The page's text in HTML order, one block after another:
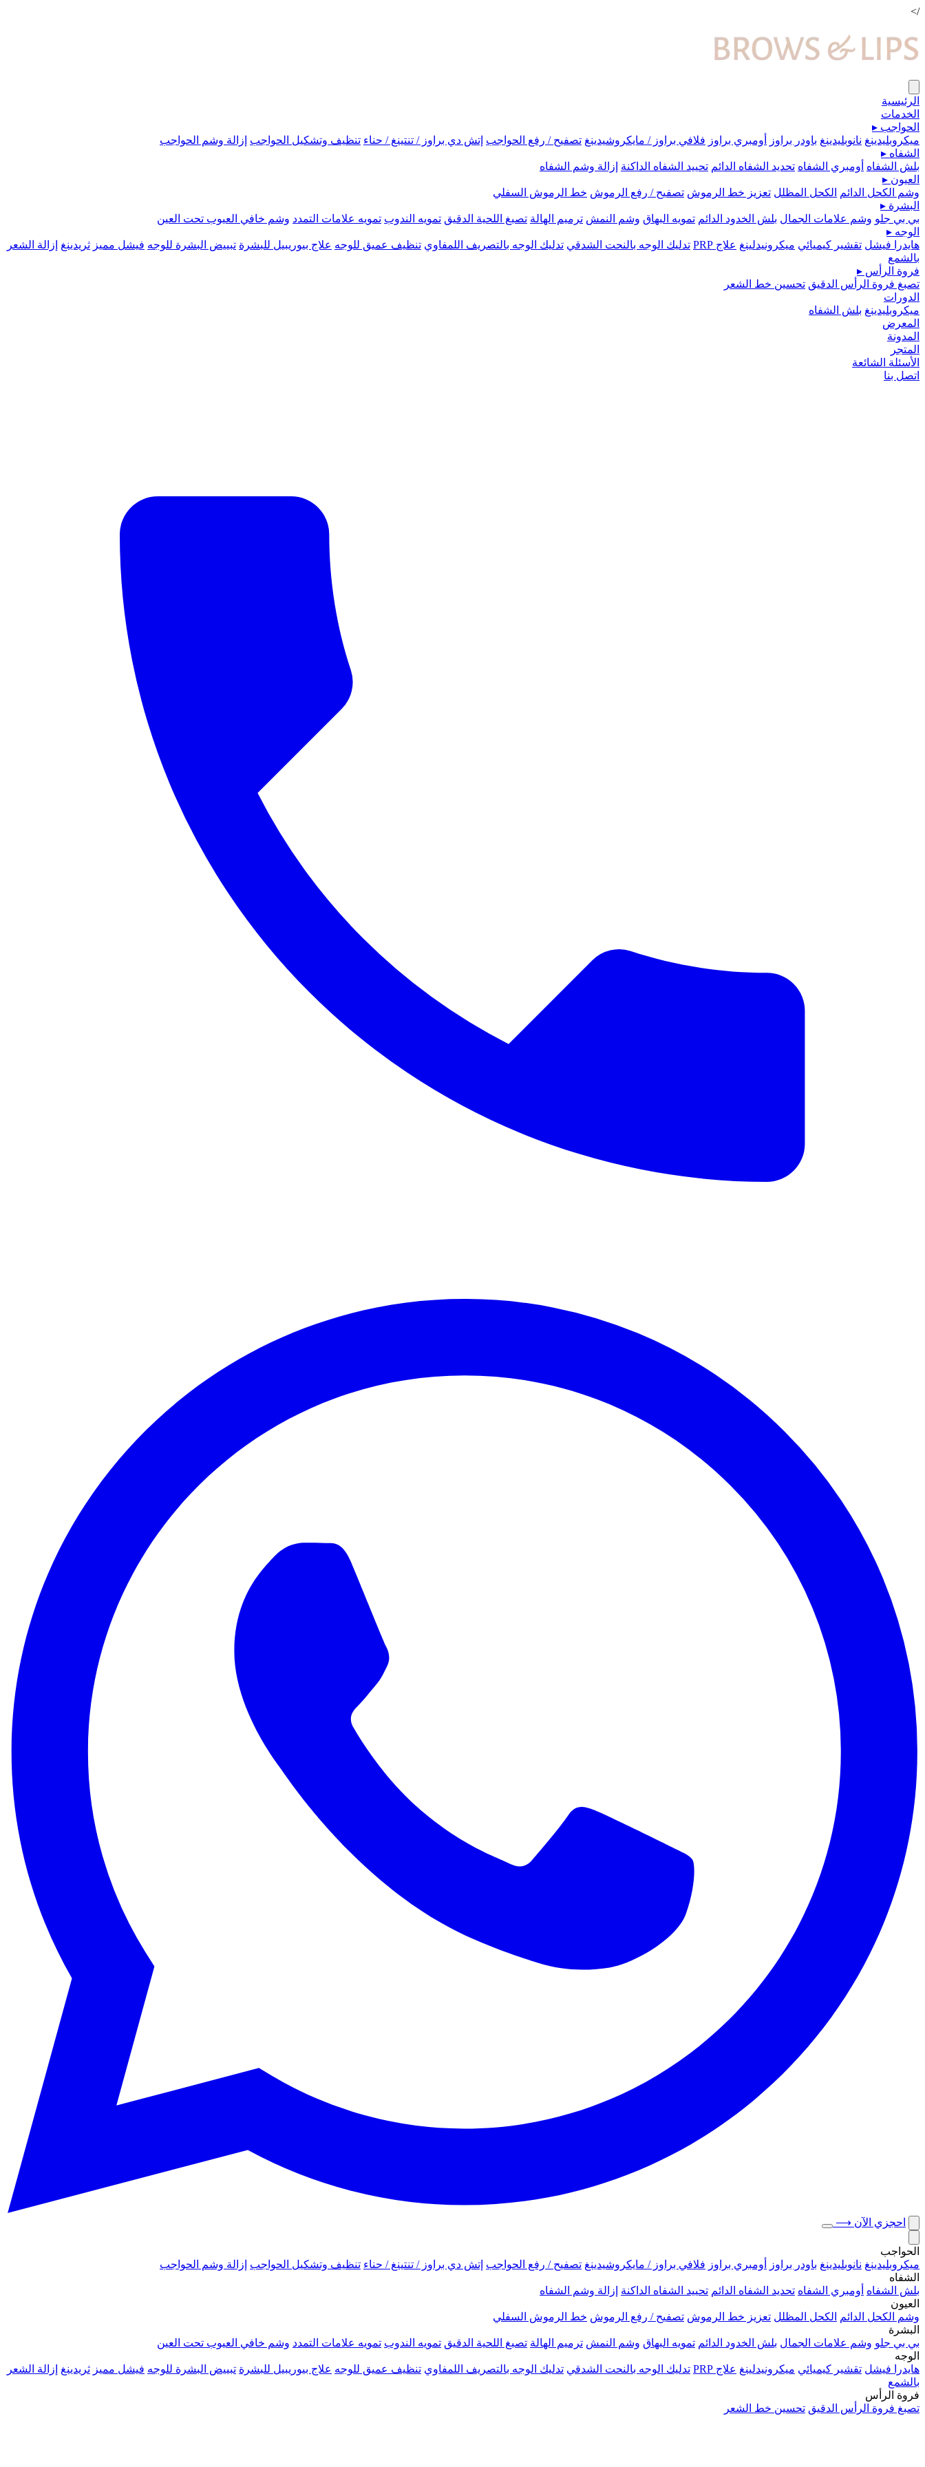
/>
الرئيسية
الخدمات
الحواجب ▸
ميكروبلیدينغ نانوبليدينغ باودر براوز أومبري براوز فلافي براوز / مايكروشيدينغ تصفيح / رفع الحواجب إتش دي براوز / تنتينغ / حناء تنظيف وتشكيل الحواجب إزالة وشم الحواجب
الشفاه ▸
بلش الشفاه أومبري الشفاه تحديد الشفاه الدائم تحييد الشفاه الداكنة إزالة وشم الشفاه
العيون ▸
وشم الكحل الدائم
الكحل المظلل تعزيز خط الرموش تصفيح / رفع الرموش خط الرموش السفلي
البشرة ▸
بي بي جلو وشم علامات الجمال بلش الخدود الدائم تمويه البهاق وشم النمش ترميم الهالة تصبغ اللحية الدقيق تمويه الندوب تمويه علامات التمدد وشم خافي العيوب تحت العين
الوجه ▸
هايدرا فيشل تقشير كيميائي ميكرونيدلينغ علاج PRP تدليك الوجه بالنحت الشدقي تدليك الوجه بالتصريف اللمفاوي تنظيف عميق للوجه علاج بيوريبيل للبشرة تبييض البشرة للوجه فيشل مميز ثريدينغ إزالة الشعر
بالشمع
فروة الرأس ▸
تصبغ فروة الرأس الدقيق تحسين خط الشعر
الدورات
ميكروبلیدينغ بلش الشفاه
المعرض
المدونة
المتجر
الأسئلة الشائعة
اتصل بنا
احجزي الآن ⟶
الحواجب
ميكروبلیدينغ نانوبليدينغ باودر براوز أومبري براوز فلافي براوز / مايكروشيدينغ تصفيح / رفع الحواجب إتش دي براوز / تنتينغ / حناء تنظيف وتشكيل الحواجب إزالة وشم الحواجب
الشفاه
بلش الشفاه أومبري الشفاه تحديد الشفاه الدائم تحييد الشفاه الداكنة إزالة وشم الشفاه
العيون
وشم الكحل الدائم
الكحل المظلل تعزيز خط الرموش تصفيح / رفع الرموش خط الرموش السفلي
البشرة
بي بي جلو وشم علامات الجمال بلش الخدود الدائم تمويه البهاق وشم النمش ترميم الهالة تصبغ اللحية الدقيق تمويه الندوب تمويه علامات التمدد وشم خافي العيوب تحت العين
الوجه
هايدرا فيشل تقشير كيميائي ميكرونيدلينغ علاج PRP تدليك الوجه بالنحت الشدقي تدليك الوجه بالتصريف اللمفاوي تنظيف عميق للوجه علاج بيوريبيل للبشرة تبييض البشرة للوجه فيشل مميز ثريدينغ إزالة الشعر
بالشمع
فروة الرأس
تصبغ فروة الرأس الدقيق تحسين خط الشعر